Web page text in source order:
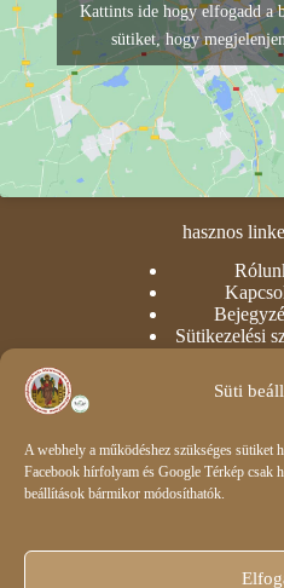
Süti
A webhely a működéshez szükséges sütiket
Facebook hírfolyam és Google Térkép csak
beállítások bármikor módosíthatók.
Kattints ide hogy elfogadd a
sütiket, hogy
hasznos
Sütikezelési
intézményi
Csengetési
E-napló